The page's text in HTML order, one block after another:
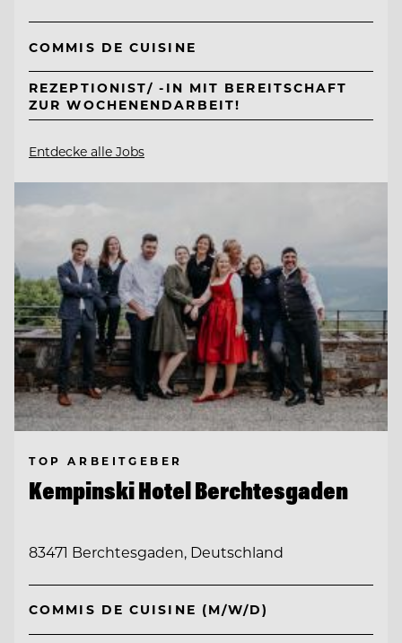
COMMIS DE CUISINE
REZEPTIONIST/ -IN MIT BEREITSCHAFT
ZUR WOCHENENDARBEIT!
Entdecke alle Jobs
TOP ARBEITGEBER
Kempinski Hotel Berchtesgaden
83471 Berchtesgaden, Deutschland
COMMIS DE CUISINE (M/W/D)